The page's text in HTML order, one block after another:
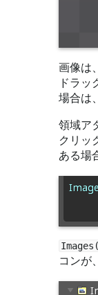
画像は
ドラッ
場合は
領域ア
クリッ
ある場
コンが